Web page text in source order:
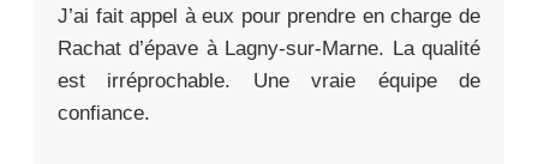
J’ai fait appel à eux pour prendre en charge de
Rachat d’épave à Lagny-sur-Marne. La qualité
est irréprochable. Une vraie équipe de
confiance.